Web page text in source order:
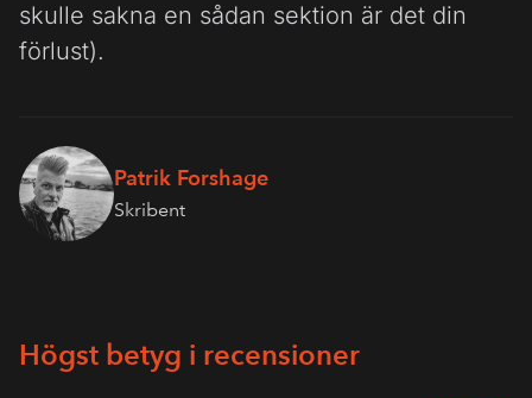
skulle sakna en sådan sektion är det din
förlust).
Patrik Forshage
Skribent
Högst betyg i recensioner